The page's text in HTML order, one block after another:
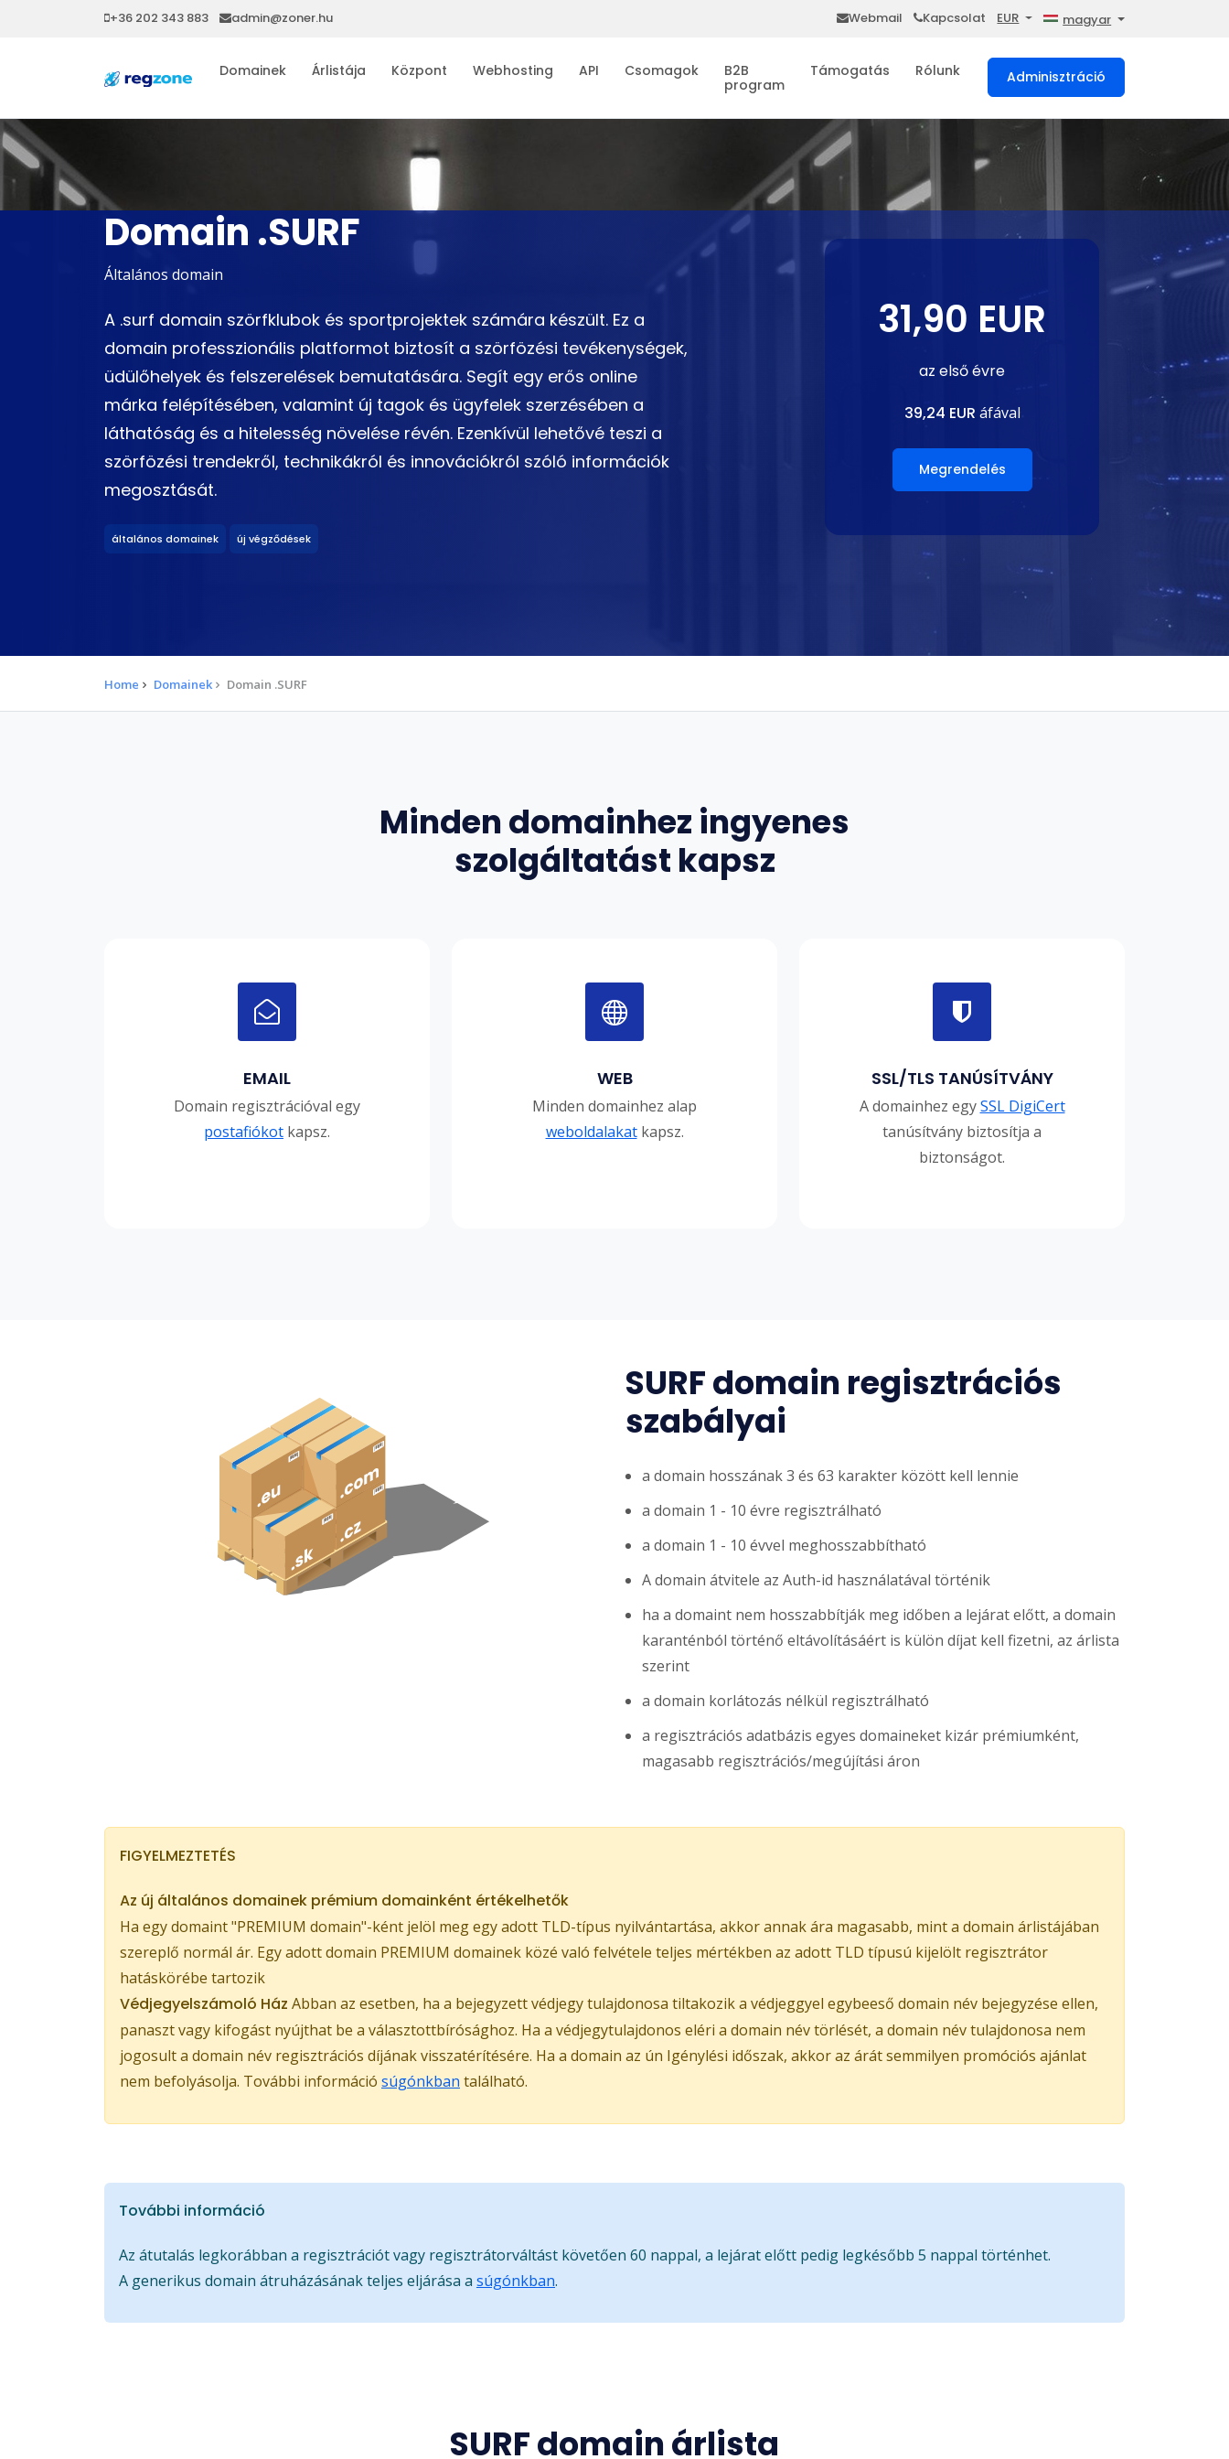
+36 202 343 883 admin@zoner.hu Webmail Kapcsolat EUR magyar
Domainek Árlistája Központ Webhosting API Csomagok
B2B
program
Támogatás Rólunk Adminisztráció
Domain .SURF
Általános domain
A .surf domain szörfklubok és sportprojektek számára készült. Ez a
domain professzionális platformot biztosít a szörfözési tevékenységek,
üdülőhelyek és felszerelések bemutatására. Segít egy erős online
márka felépítésében, valamint új tagok és ügyfelek szerzésében a
láthatóság és a hitelesség növelése révén. Ezenkívül lehetővé teszi a
szörfözési trendekről, technikákról és innovációkról szóló információk
megosztását.
általános domainek új végződések
31,90 EUR
az első évre
39,24 EUR áfával
Megrendelés
Home Domainek Domain .SURF
Minden domainhez ingyenes
szolgáltatást kapsz
EMAIL
Domain regisztrációval egy
postafiókot kapsz.
WEB
Minden domainhez alap
weboldalakatkapsz.
SSL/TLS TANÚSÍTVÁNY
A domainhez egySSL DigiCert
tanúsítvány biztosítja a
biztonságot.
SURF domain regisztrációs
szabályai
a domain hosszának 3 és 63 karakter között kell lennie
a domain 1 - 10 évre regisztrálható
a domain 1 - 10 évvel meghosszabbítható
A domain átvitele az Auth-id használatával történik
ha a domaint nem hosszabbítják meg időben a lejárat előtt, a domain
karanténból történő eltávolításáért is külön díjat kell fizetni, az árlista
szerint
a domain korlátozás nélkül regisztrálható
a regisztrációs adatbázis egyes domaineket kizár prémiumként,
magasabb regisztrációs/megújítási áron
FIGYELMEZTETÉS
Az új általános domainek prémium domainként értékelhetők
Ha egy domaint "PREMIUM domain"-ként jelöl meg egy adott TLD-típus nyilvántartása, akkor annak ára magasabb, mint a domain árlistájában
szereplő normál ár. Egy adott domain PREMIUM domainek közé való felvétele teljes mértékben az adott TLD típusú kijelölt regisztrátor
hatáskörébe tartozik
Védjegyelszámoló Ház Abban az esetben, ha a bejegyzett védjegy tulajdonosa tiltakozik a védjeggyel egybeeső domain név bejegyzése ellen,
panaszt vagy kifogást nyújthat be a választottbírósághoz. Ha a védjegytulajdonos eléri a domain név törlését, a domain név tulajdonosa nem
jogosult a domain név regisztrációs díjának visszatérítésére. Ha a domain az ún Igénylési időszak, akkor az árát semmilyen promóciós ajánlat
nem befolyásolja. További információ súgónkban található.
További információ
Az átutalás legkorábban a regisztrációt vagy regisztrátorváltást követően 60 nappal, a lejárat előtt pedig legkésőbb 5 nappal történhet.
A generikus domain átruházásának teljes eljárása a súgónkban.
SURF domain árlista